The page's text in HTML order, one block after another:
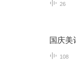
26
国庆美
108